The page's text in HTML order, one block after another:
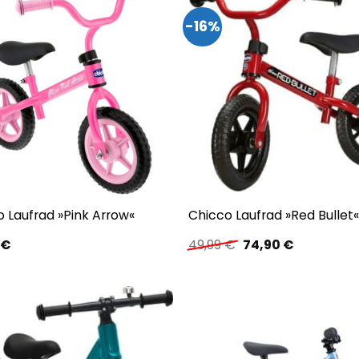
Laufrad »Pink Arrow«
€
-16%
Chicco Laufrad »Red Bullet«
49,99€ Ursprünglicher
Preis
74,90 €Aktueller